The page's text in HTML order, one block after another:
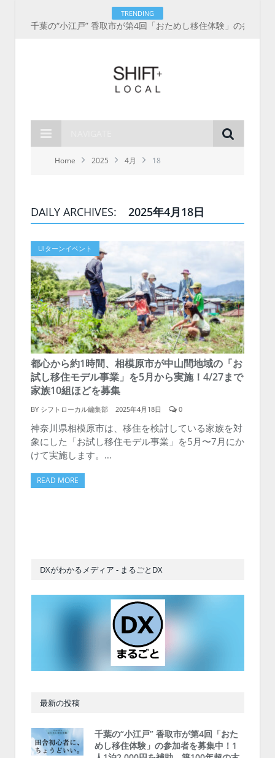
TRENDING
Home 2025 4月 18
DAILY ARCHIVES: 2025年4月18日
UIターンイベント
都心から約1時間、相模原市が中山間地域の「お
試し移住モデル事業」を5月から実施！4/27まで
家族10組ほどを募集
BY シフトローカル編集部 2025年4月18日 0
神奈川県相模原市は、移住を検討している家族を対
象にした「お試し移住モデル事業」を5月〜7月にか
けて実施します。…
READ MORE
DXがわかるメディア - まるごとDX
最新の投稿
千葉の“小江戸” 香取市が第4回「おた
めし移住体験」の参加者を募集中！1